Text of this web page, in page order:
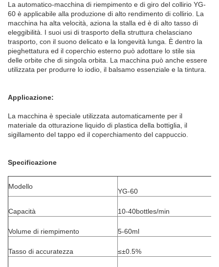
La automatico-macchina di riempimento e di giro del collirio YG-
60 è applicabile alla produzione di alto rendimento di collirio. La
macchina ha alta velocità, aziona la stalla ed è di alto tasso di
eleggibilità. I suoi usi di trasporto della struttura chelasciano
trasporto, con il suono delicato e la longevità lunga. È dentro la
pieghettatura ed il coperchio esterno può adottare lo stile sia
delle orbite che di singola orbita. La macchina può anche essere
utilizzata per produrre lo iodio, il balsamo essenziale e la tintura.
Applicazione:
La macchina è speciale utilizzata automaticamente per il
materiale da otturazione liquido di plastica della bottiglia, il
sigillamento del tappo ed il coperchiamento del cappuccio.
Specificazione
Modello
YG-60
Capacità 10-40bottles/min
Volume di riempimento 5-60ml
Tasso di accuratezza ≤±0.5%